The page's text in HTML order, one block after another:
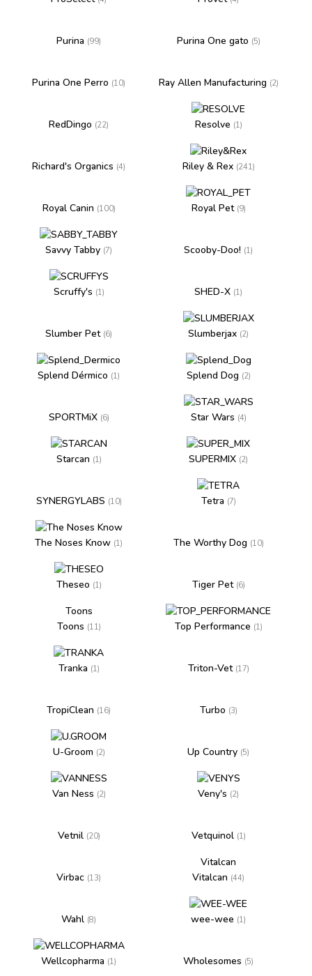
Purina (99) Purina One gato (5)
Purina One Perro (10) Ray Allen Manufacturing (2)
RedDingo (22) Resolve (1)
Richard's Organics (4) Riley & Rex (241)
Royal Canin (100) Royal Pet (9)
Savvy Tabby (7) Scooby-Doo! (1)
Scruffy's (1) SHED-X (1)
Slumber Pet (6) Slumberjax (2)
Splend Dérmico (1) Splend Dog (2)
SPORTMiX (6) Star Wars (4)
Starcan (1) SUPERMIX (2)
SYNERGYLABS (10) Tetra (7)
The Noses Know (1) The Worthy Dog (10)
Theseo (1) Tiger Pet (6)
Toons
Toons (11) Top Performance (1)
Tranka (1) Triton-Vet (17)
TropiClean (16) Turbo (3)
U-Groom (2) Up Country (5)
Van Ness (2) Veny's (2)
Vetnil (20) Vetquinol (1)
Virbac (13)
Vitalcan
Vitalcan (44)
Wahl (8) wee-wee (1)
Wellcopharma (1) Wholesomes (5)